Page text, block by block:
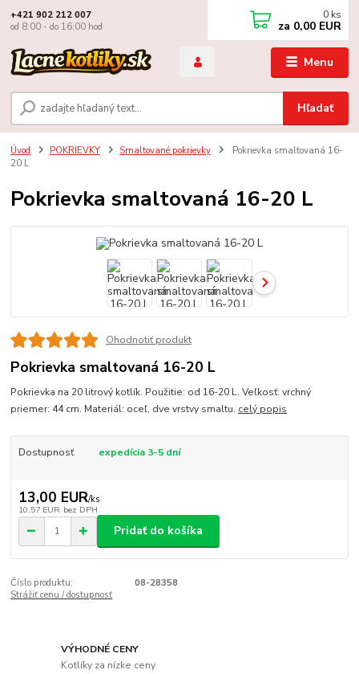
Menu
Hľadať
+421 902 212 007
od 8:00 - do 16:00 hod
0 ks
za 0,00 EUR
Úvod POKRIEVKY Smaltované pokrievky
Pokrievka smaltovaná 16-
20 L
Pokrievka smaltovaná 16-20 L
Ohodnotiť produkt
Pokrievka smaltovaná 16-20 L
Pokrievka na 20 litrový kotlík. Použitie: od 16-20 L. Veľkosť: vrchný
priemer: 44 cm. Materiál: oceľ, dve vrstvy smaltu. celý popis
Dostupnosť expedícia 3-5 dní
13,00 EUR/ks
10,57 EUR bez DPH
Pridať do košíka
Číslo produktu:
08-28358
Strážiť cenu / dostupnosť
VÝHODNÉ CENY
Kotlíky za nízke ceny